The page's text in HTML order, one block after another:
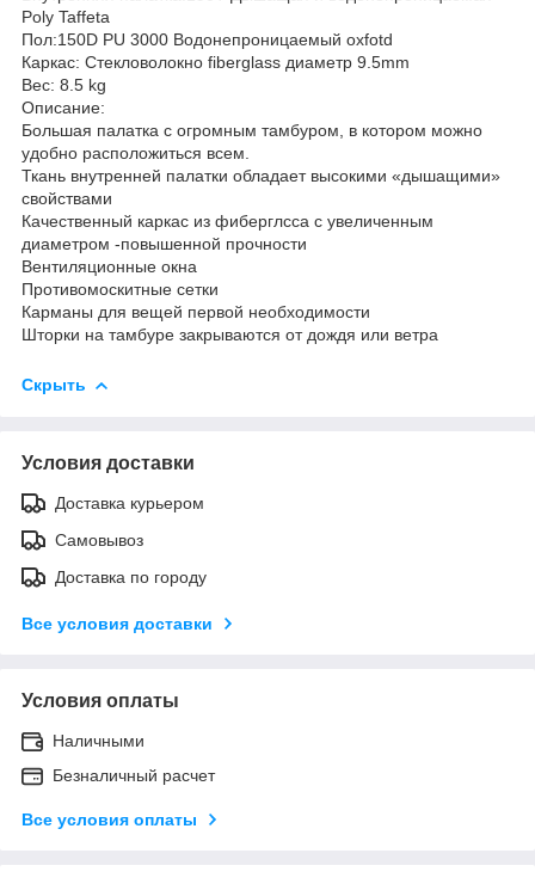
Poly Taffeta
Пол:150D PU 3000 Водонепроницаемый oxfotd
Каркас: Стекловолокно fiberglass диаметр 9.5mm
Вес: 8.5 kg
Описание:
Большая палатка с огромным тамбуром, в котором можно
удобно расположиться всем.
Ткань внутренней палатки обладает высокими «дышащими»
свойствами
Качественный каркас из фиберглсса с увеличенным
диаметром -повышенной прочности
Вентиляционные окна
Противомоскитные сетки
Карманы для вещей первой необходимости
Шторки на тамбуре закрываются от дождя или ветра
Скрыть
Условия доставки
Доставка курьером
Самовывоз
Доставка по городу
Все условия доставки
Условия оплаты
Наличными
Безналичный расчет
Все условия оплаты